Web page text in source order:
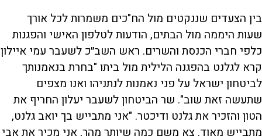
בין הצעדים שננקטים מול הח"כים משמרות לכל אורך
שעות היממה מול הבתים, הודעות לטלפון האישי והפגנות
כלפי חברי הכנסת והשרים. ראש השב״כ לשעבר עמי איילון
קרא לגלנט בהפגנה הלילית מול ביתו "בחרת בנאמנותך
לביטחון ישראל על פני נאמנות לנתניהו ואנו מצפים
שתעשה זאת שוב". שר הביטחון לשעבר יעלון החריף את
הטון והזכיר את גלנט ודיכטר. "אני מתבייש בך יואב גלנט,
מתבייש מאוד. צא משם כמה שיותר מהר, אני מכיר את אבי